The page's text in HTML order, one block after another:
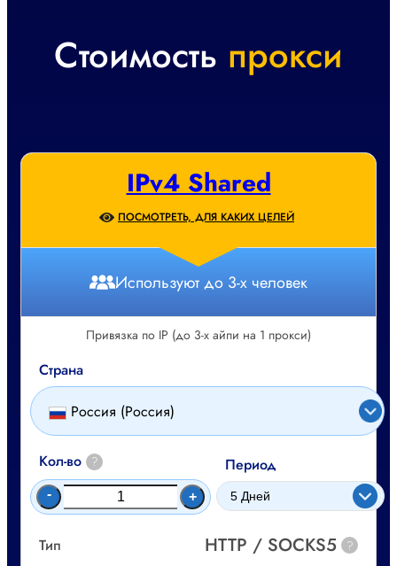
Стоимость прокси
IPv4 Shared
ПОСМОТРЕТЬ, ДЛЯ КАКИХ ЦЕЛЕЙ
Используют до 3-х человек
Привязка по IP (до 3-х айпи на 1 прокси)
Страна
Россия (Россия)
Кол-во ?
- +
Период
Тип HTTP / SOCKS5 ?